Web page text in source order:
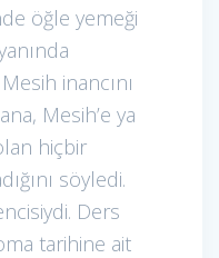
öğle yemeği
inancını
Mesih’e ya
hiçbir
söyledi.
Ders
tarihine ait